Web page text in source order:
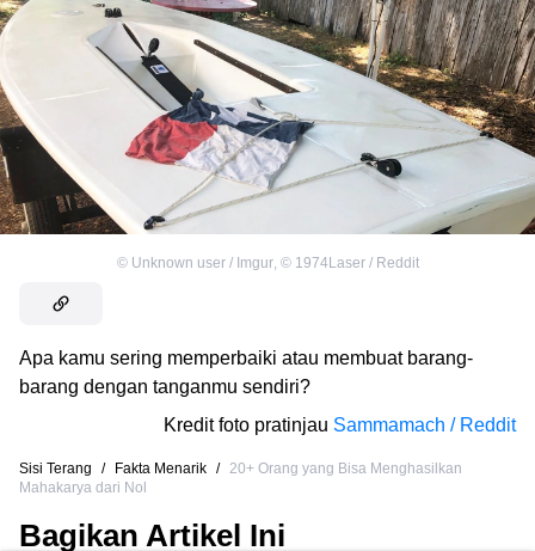
© Unknown user / Imgur, © 1974Laser / Reddit
Apa kamu sering memperbaiki atau membuat barang-
barang dengan tanganmu sendiri?
Kredit foto pratinjau Sammamach / Reddit
Sisi Terang / Fakta Menarik /
20+ Orang yang Bisa Menghasilkan
Mahakarya dari Nol
Bagikan Artikel Ini